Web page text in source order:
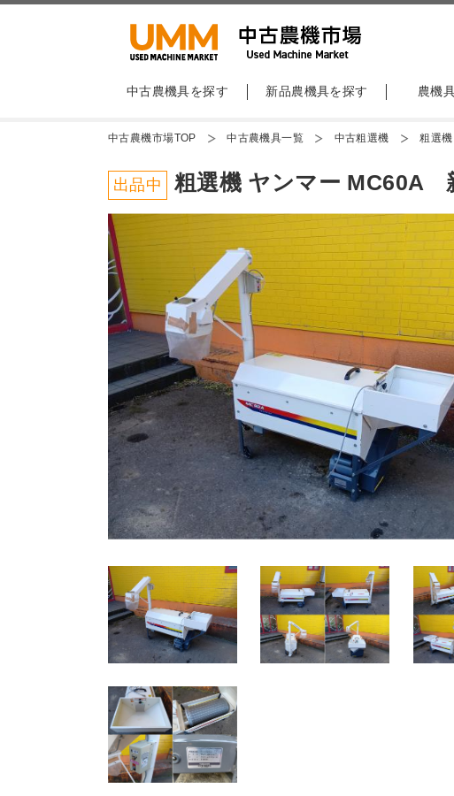
中古農機具を探す 新品農機具を探す 農機
中古農機市場TOP 中古農機具一覧 中古粗選機 粗選
出品中 粗選機 ヤンマー